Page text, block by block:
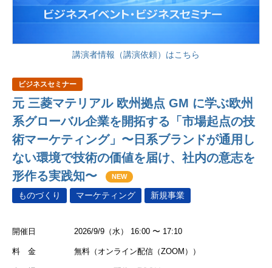
講演者情報（講演依頼）はこちら
ビジネスセミナー
元 三菱マテリアル 欧州拠点 GM に学ぶ欧州
系グローバル企業を開拓する「市場起点の技
術マーケティング」〜日系ブランドが通用し
ない環境で技術の価値を届け、社内の意志を
形作る実践知〜
NEW
ものづくり マーケティング 新規事業
開催日 2026/9/9（水） 16:00 〜 17:10
料 金 無料（オンライン配信（ZOOM））